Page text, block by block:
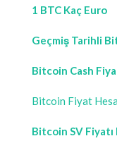
1 BTC Kaç Euro
Geçmiş Tarihli
Bitcoin Cash
Bitcoin Fiyat
Bitcoin SV Fiyatı